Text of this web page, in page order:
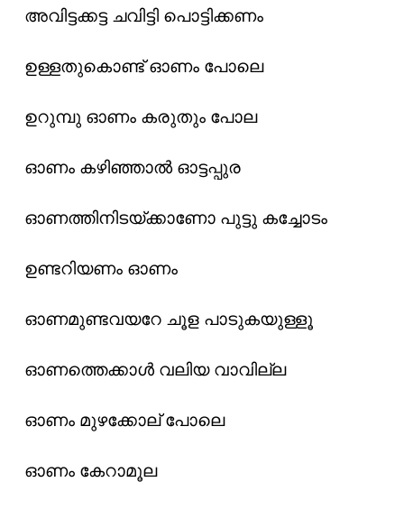
അവിട്ടക്കട്ട ചവിട്ടി പൊട്ടിക്കണം
ഉള്ളതുകൊണ്ട് ഓണം പോലെ
ഉറുമ്പു ഓണം കരുതും പോല
ഓണം കഴിഞ്ഞാൽ ഓട്ടപ്പുര
ഓണത്തിനിടയ്ക്കാണോ പുട്ടു കച്ചോടം
ഉണ്ടറിയണം ഓണം
ഓണമുണ്ടവയറേ ചൂള പാടുകയുള്ളൂ
ഓണത്തെക്കാൾ വലിയ വാവില്ല
ഓണം മുഴക്കോല് പോലെ
ഓണം കേറാമൂല